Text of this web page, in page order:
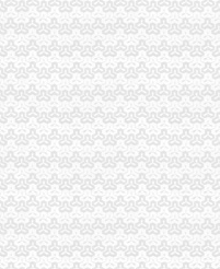
定-规库-110网
记管理规定》的公告-
定_互动百科
管理规定》的公告_财
息年度报告,注销报关注
相关事项的通告_中山市侨
登记（2）-报关员-环